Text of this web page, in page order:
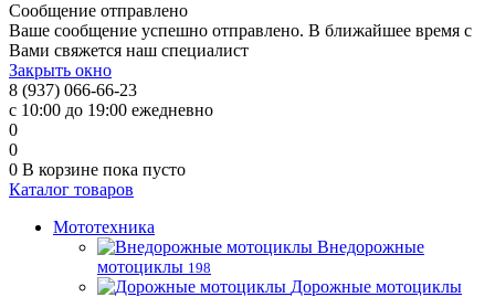
Сообщение отправлено
Ваше сообщение успешно отправлено. В ближайшее время с
Вами свяжется наш специалист
Закрыть окно
8 (937) 066-66-23
с 10:00 до 19:00 ежедневно
0
0
0 В корзине пока пусто
Каталог товаров
Мототехника
Внедорожные
мотоциклы 198
Дорожные мотоциклы